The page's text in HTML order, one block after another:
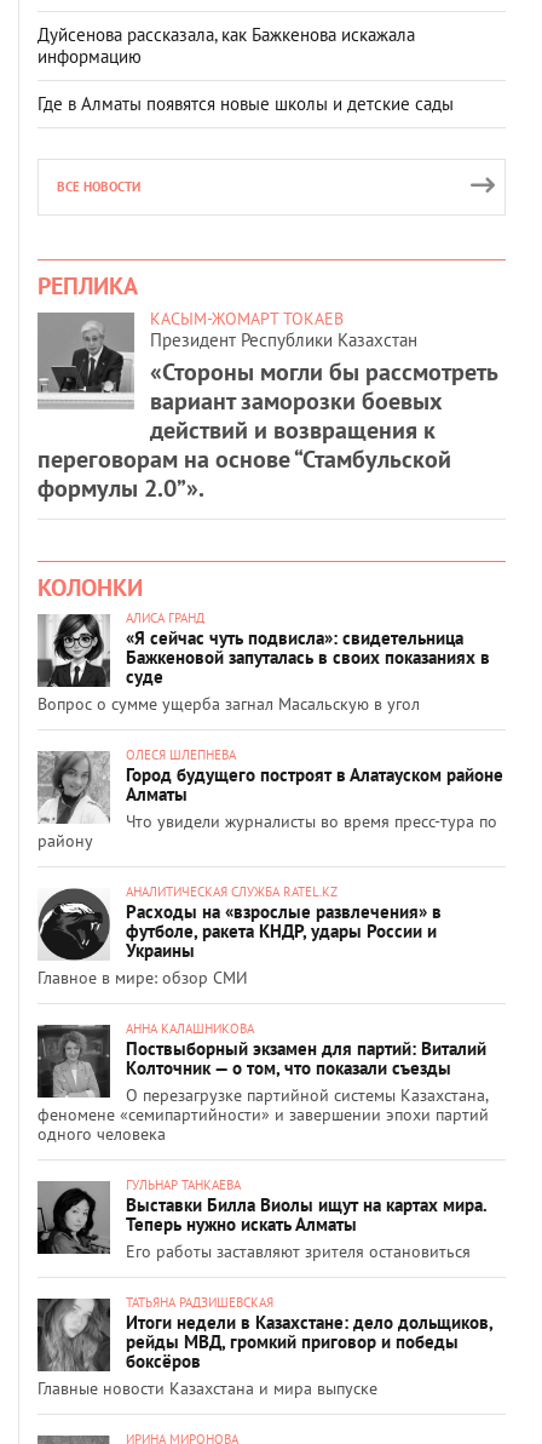
Дуйсенова рассказала, как Бажкенова искажала
информацию
Где в Алматы появятся новые школы и детские сады
ВСЕ НОВОСТИ
РЕПЛИКА
КАСЫМ-ЖОМАРТ ТОКАЕВ
Президент Республики Казахстан
«Стороны могли бы рассмотреть
вариант заморозки боевых
действий и возвращения к
переговорам на основе “Стамбульской
формулы 2.0”».
КОЛОНКИ
АЛИСА ГРАНД
«Я сейчас чуть подвисла»: свидетельница
Бажкеновой запуталась в своих показаниях в
суде
Вопрос о сумме ущерба загнал Масальскую в угол
ОЛЕСЯ ШЛЕПНЕВА
Город будущего построят в Алатауском районе
Алматы
Что увидели журналисты во время пресс-тура по
району
АНАЛИТИЧЕСКАЯ СЛУЖБА RATEL.KZ
Расходы на «взрослые развлечения» в
футболе, ракета КНДР, удары России и
Украины
Главное в мире: обзор СМИ
АННА КАЛАШНИКОВА
Поствыборный экзамен для партий: Виталий
Колточник — о том, что показали съезды
О перезагрузке партийной системы Казахстана,
феномене «семипартийности» и завершении эпохи партий
одного человека
ГУЛЬНАР ТАНКАЕВА
Выставки Билла Виолы ищут на картах мира.
Теперь нужно искать Алматы
Его работы заставляют зрителя остановиться
ТАТЬЯНА РАДЗИШЕВСКАЯ
Итоги недели в Казахстане: дело дольщиков,
рейды МВД, громкий приговор и победы
боксёров
Главные новости Казахстана и мира выпуске
ИРИНА МИРОНОВА